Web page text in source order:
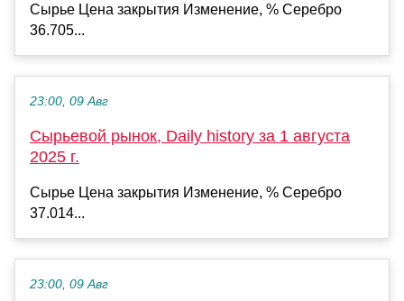
Сырье Цена закрытия Изменение, % Серебро
36.705...
23:00, 09 Авг
Сырьевой рынок, Daily history за 1 августа
2025 г.
Сырье Цена закрытия Изменение, % Серебро
37.014...
23:00, 09 Авг